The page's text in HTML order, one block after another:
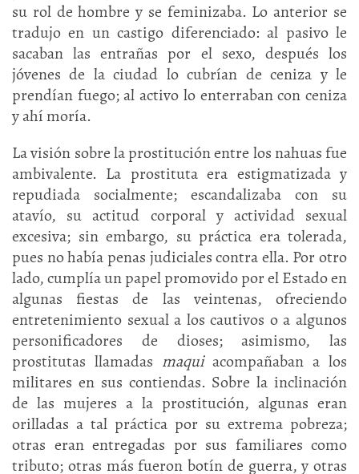
su rol de hombre y se feminizaba. Lo anterior se
tradujo en un castigo diferenciado: al pasivo le
sacaban las entrañas por el sexo, después los
jóvenes de la ciudad lo cubrían de ceniza y le
prendían fuego; al activo lo enterraban con ceniza
y ahí moría.
La visión sobre la prostitución entre los nahuas fue
ambivalente. La prostituta era estigmatizada y
repudiada socialmente; escandalizaba con su
atavío, su actitud corporal y actividad sexual
excesiva; sin embargo, su práctica era tolerada,
pues no había penas judiciales contra ella. Por otro
lado, cumplía un papel promovido por el Estado en
algunas fiestas de las veintenas, ofreciendo
entretenimiento sexual a los cautivos o a algunos
personificadores de dioses; asimismo, las
prostitutas llamadas maquiacompañaban a los
militares en sus contiendas. Sobre la inclinación
de las mujeres a la prostitución, algunas eran
orilladas a tal práctica por su extrema pobreza;
otras eran entregadas por sus familiares como
tributo; otras más fueron botín de guerra, y otras